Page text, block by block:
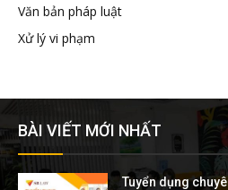
Văn bản pháp luật
Xử lý vi phạm
BÀI VIẾT MỚI NHẤT
Tuyển dụng